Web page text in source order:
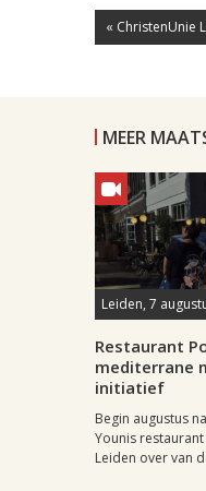
« ChristenUnie
MEER
Leiden, 7
Restaurant
mediterrane
initiatief
Begin augustus
Younis
Leiden over van